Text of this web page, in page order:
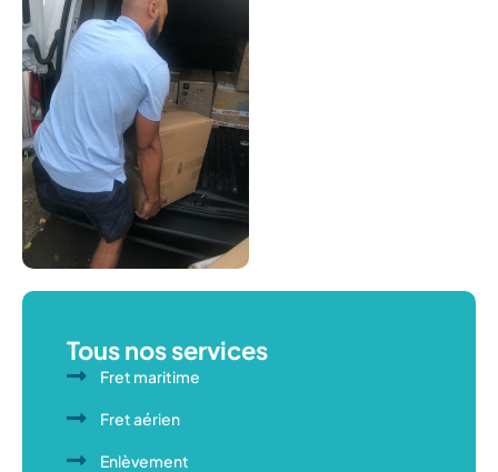
Tous nos services
Fret maritime
Fret aérien
Enlèvement